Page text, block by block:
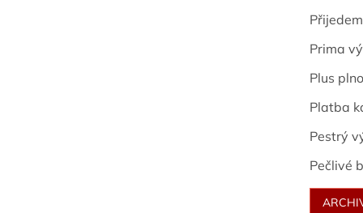
Prima
Plus
Platba
Pestrý
Pečlivé